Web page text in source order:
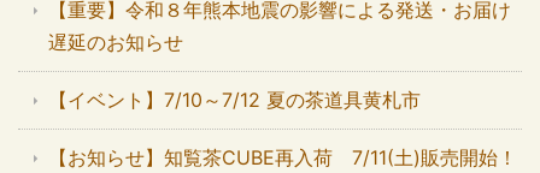
【重要】令和８年熊本地震の影響による発送・お届け
遅延のお知らせ
【イベント】7/10～7/12 夏の茶道具黄札市
【お知らせ】知覧茶CUBE再入荷 7/11(土)販売開始！